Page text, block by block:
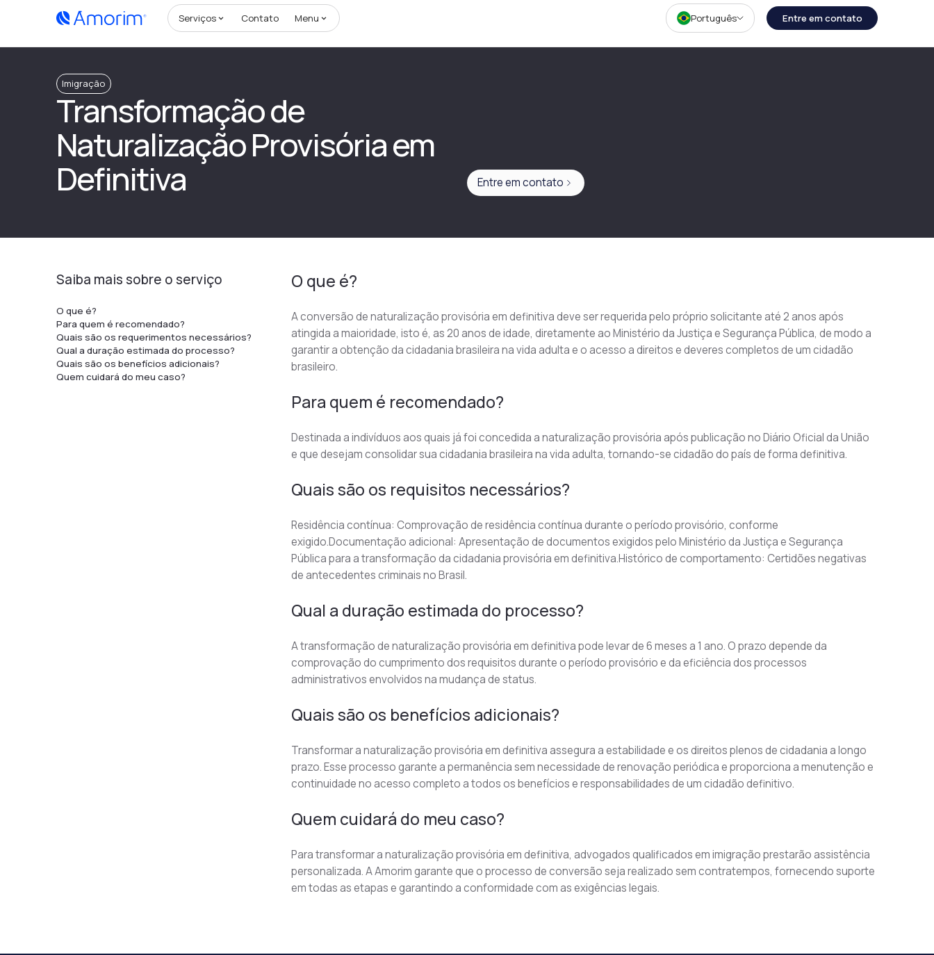
Serviços Contato Menu Português Entre em contato
Imigração
Transformação de
Naturalização Provisória em
Definitiva Entre em contato
Saiba mais sobre o serviço
O que é?
Para quem é recomendado?
Quais são os requerimentos necessários?
Qual a duração estimada do processo?
Quais são os benefícios adicionais?
Quem cuidará do meu caso?
O que é?
A conversão de naturalização provisória em definitiva deve ser requerida pelo próprio solicitante até 2 anos após
atingida a maioridade, isto é, as 20 anos de idade, diretamente ao Ministério da Justiça e Segurança Pública, de modo a
garantir a obtenção da cidadania brasileira na vida adulta e o acesso a direitos e deveres completos de um cidadão
brasileiro.
Para quem é recomendado?
Destinada a indivíduos aos quais já foi concedida a naturalização provisória após publicação no Diário Oficial da União
e que desejam consolidar sua cidadania brasileira na vida adulta, tornando-se cidadão do país de forma definitiva.
Quais são os requisitos necessários?
Residência contínua: Comprovação de residência contínua durante o período provisório, conforme
exigido.Documentação adicional: Apresentação de documentos exigidos pelo Ministério da Justiça e Segurança
Pública para a transformação da cidadania provisória em definitiva.Histórico de comportamento: Certidões negativas
de antecedentes criminais no Brasil.
Qual a duração estimada do processo?
A transformação de naturalização provisória em definitiva pode levar de 6 meses a 1 ano. O prazo depende da
comprovação do cumprimento dos requisitos durante o período provisório e da eficiência dos processos
administrativos envolvidos na mudança de status.
Quais são os benefícios adicionais?
Transformar a naturalização provisória em definitiva assegura a estabilidade e os direitos plenos de cidadania a longo
prazo. Esse processo garante a permanência sem necessidade de renovação periódica e proporciona a menutenção e
continuidade no acesso completo a todos os benefícios e responsabilidades de um cidadão definitivo.
Quem cuidará do meu caso?
Para transformar a naturalização provisória em definitiva, advogados qualificados em imigração prestarão assistência
personalizada. A Amorim garante que o processo de conversão seja realizado sem contratempos, fornecendo suporte
em todas as etapas e garantindo a conformidade com as exigências legais.